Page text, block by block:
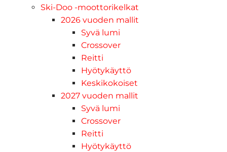
Ski-Doo -moottorikelkat
2026 vuoden mallit
Syvä lumi
Crossover
Reitti
Hyötykäyttö
Keskikokoiset
2027 vuoden mallit
Syvä lumi
Crossover
Reitti
Hyötykäyttö